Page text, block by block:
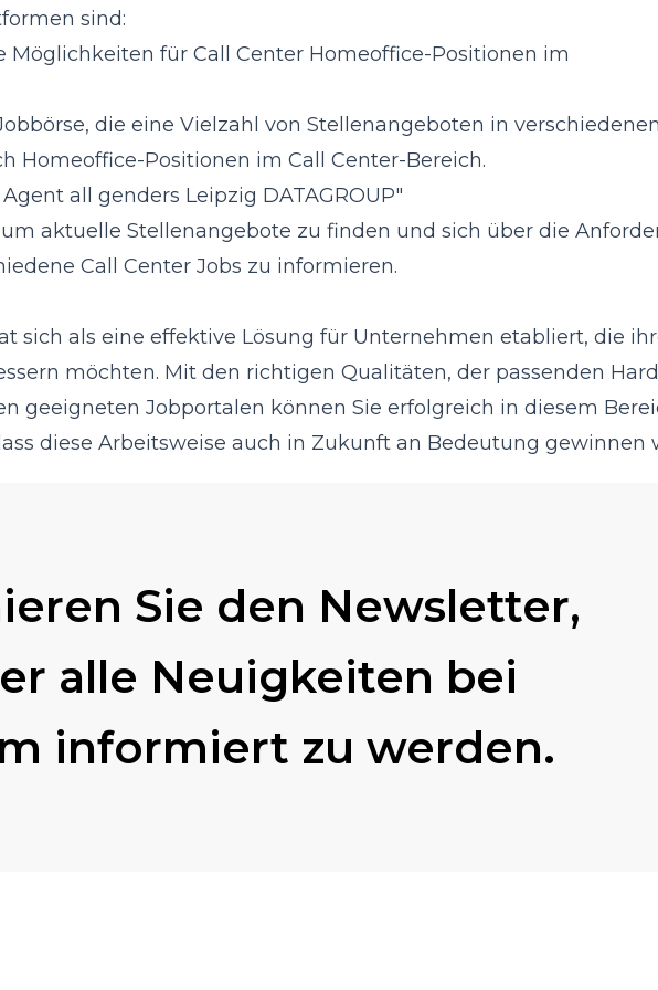
sind:
Möglichkeiten für Call Center Homeoffice-Positionen im
die eine Vielzahl von Stellenangeboten in verschiedenen
Homeoffice-Positionen im Call Center-Bereich.
all genders Leipzig DATAGROUP"
aktuelle Stellenangebote zu finden und sich über die
Call Center Jobs zu informieren.
sich als eine effektive Lösung für Unternehmen etabliert, die
möchten. Mit den richtigen Qualitäten, der passenden
geeigneten Jobportalen können Sie erfolgreich in diesem
diese Arbeitsweise auch in Zukunft an Bedeutung gewinnen
Sie den Newsletter,
alle Neuigkeiten bei
informiert zu werden.